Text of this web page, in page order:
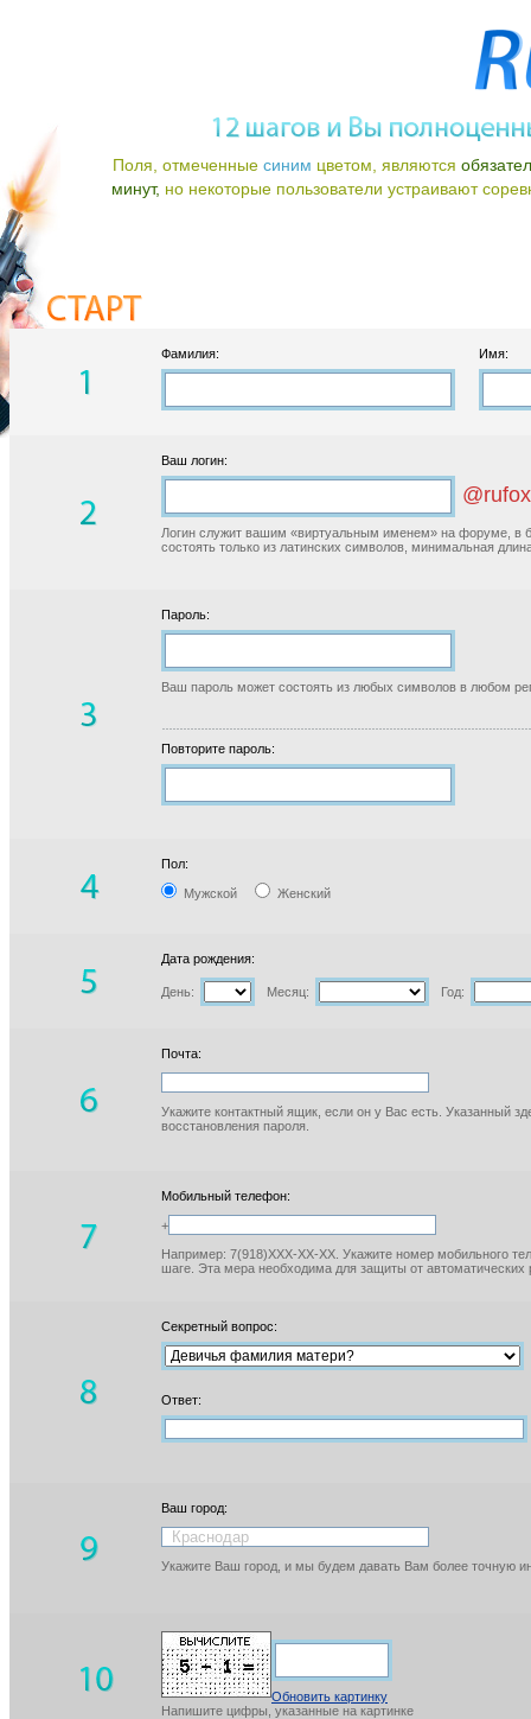
Поля, отмеченные синим цветом, являются
минут, но некоторые пользователи устраивают
Фамилия: Имя:
Ваш логин:
Логин служит вашим «виртуальным именем» на форуме, в
состоять только из латинских символов, минимальная
Пароль:
Ваш пароль может состоять из любых символов в любом
Повторите пароль:
Пол:
Мужской Женский
Дата рождения:
День: Месяц: Год:
Почта:
Укажите контактный ящик, если он у Вас есть. Указанный
восстановления пароля.
Мобильный телефон:
+
Например: 7(918)XXX-XX-XX. Укажите номер мобильного
шаге. Эта мера необходима для защиты от автоматических
Секретный вопрос:
Ответ:
Ваш город:
Укажите Ваш город, и мы будем давать Вам более точную
Обновить картинку
Напишите цифры, указанные на картинке